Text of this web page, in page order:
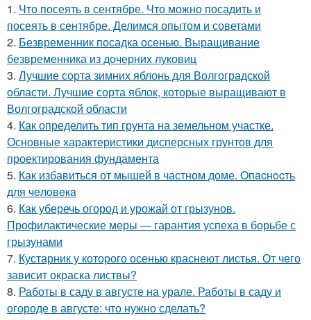
1. Что посеять в сентябре. Что можно посадить и
посеять в сентябре. Делимся опытом и советами
2. Безвременник посадка осенью. Выращивание
безвременника из дочерних луковиц
3. Лучшие сорта зимних яблонь для Волгоградской
области. Лучшие сорта яблок, которые выращивают в
Волгоградской области
4. Как определить тип грунта на земельном участке.
Основные характеристики дисперсных грунтов для
проектирования фундамента
5. Как избавиться от мышей в частном доме. Oпacнocть
для чeлoвeкa
6. Как уберечь огород и урожай от грызунов.
Профилактические меры — гарантия успеха в борьбе с
грызунами
7. Кустарник у которого осенью краснеют листья. От чего
зависит окраска листвы?
8. Работы в саду в августе на урале. Работы в саду и
огороде в августе: что нужно сделать?